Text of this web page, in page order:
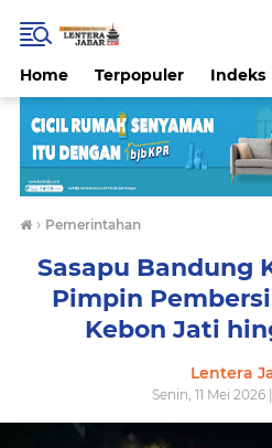
Home Terpopuler Indeks
› Pemerintahan
Sasapu Bandung
Pimpin
Kebon Jati
Lentera
Senin, 11 Mei